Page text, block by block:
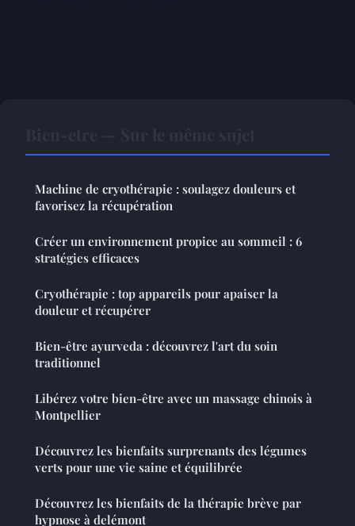
Machine de cryothérapie : soulagez douleurs et
favorisez la récupération
Créer un environnement propice au sommeil : 6
stratégies efficaces
Cryothérapie : top appareils pour apaiser la
douleur et récupérer
Bien-être ayurveda : découvrez l'art du soin
traditionnel
Libérez votre bien-être avec un massage chinois à
Montpellier
Découvrez les bienfaits surprenants des légumes
verts pour une vie saine et équilibrée
Découvrez les bienfaits de la thérapie brève par
hypnose à delémont